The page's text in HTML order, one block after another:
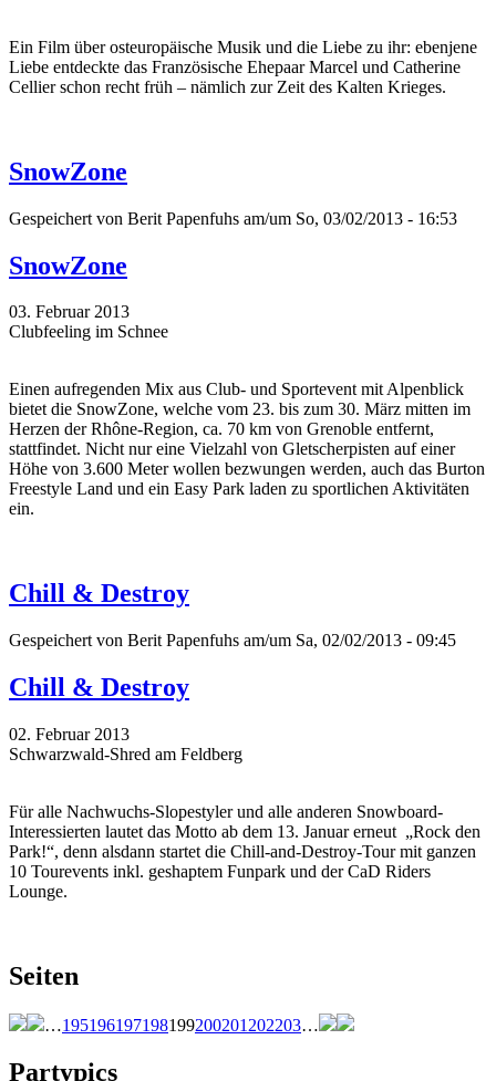
Ein Film über osteuropäische Musik und die Liebe zu ihr: ebenjene
Liebe entdeckte das Französische Ehepaar Marcel und Catherine
Cellier schon recht früh – nämlich zur Zeit des Kalten Krieges.
SnowZone
Gespeichert von Berit Papenfuhs am/um So, 03/02/2013 - 16:53
SnowZone
03. Februar 2013
Clubfeeling im Schnee
Einen aufregenden Mix aus Club- und Sportevent mit Alpenblick
bietet die SnowZone, welche vom 23. bis zum 30. März mitten im
Herzen der Rhône-Region, ca. 70 km von Grenoble entfernt,
stattfindet. Nicht nur eine Vielzahl von Gletscherpisten auf einer
Höhe von 3.600 Meter wollen bezwungen werden, auch das Burton
Freestyle Land und ein Easy Park laden zu sportlichen Aktivitäten
ein.
Chill & Destroy
Gespeichert von Berit Papenfuhs am/um Sa, 02/02/2013 - 09:45
Chill & Destroy
02. Februar 2013
Schwarzwald-Shred am Feldberg
Für alle Nachwuchs-Slopestyler und alle anderen Snowboard-
Interessierten lautet das Motto ab dem 13. Januar erneut „Rock den
Park!“, denn alsdann startet die Chill-and-Destroy-Tour mit ganzen
10 Tourevents inkl. geshaptem Funpark und der CaD Riders
Lounge.
Seiten
…195196197198199200201 202203…
Partypics